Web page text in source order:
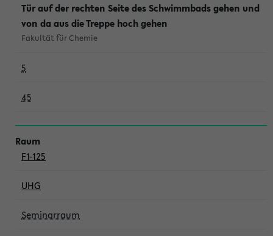
Tür auf der rechten Seite des Schwimmbads gehen und
von da aus die Treppe hoch gehen
Fakultät für Chemie
5
45
F1-125
UHG
Seminarraum